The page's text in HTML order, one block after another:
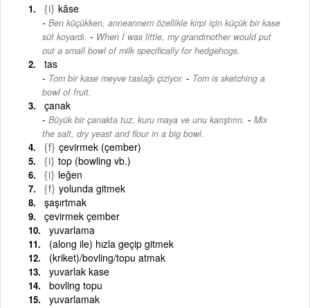
{i} kâse
Ben küçükken, anneannem özellikle kirpi için küçük bir kase
süt koyardı. - When I was little, my grandmother would put
out a small bowl of milk specifically for hedgehogs.
tas
Tom bir kase meyve taslağı çiziyor. - Tom is sketching a
bowl of fruit.
çanak
Büyük bir çanakta tuz, kuru maya ve unu karıştırın. - Mix
the salt, dry yeast and flour in a big bowl.
{f} çevirmek (çember)
{i} top (bowling vb.)
{i} leğen
{f} yolunda gitmek
şaşırtmak
çevirmek çember
yuvarlama
(along ile) hızla geçip gitmek
(kriket)/bovling/topu atmak
yuvarlak kase
bovling topu
yuvarlamak